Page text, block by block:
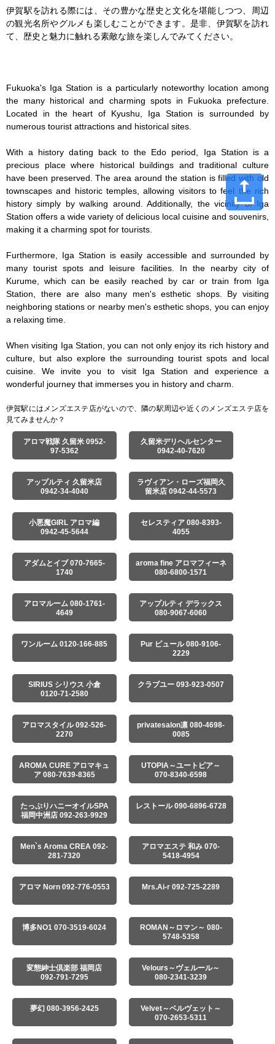
伊賀駅を訪れる際には、その豊かな歴史と文化を堪能しつつ、周辺
の観光名所やグルメも楽しむことができます。是非、伊賀駅を訪れ
て、歴史と魅力に触れる素敵な旅を楽しんでみてください。
Fukuoka's Iga Station is a particularly noteworthy location among
the many historical and charming spots in Fukuoka prefecture.
Located in the heart of Kyushu, Iga Station is surrounded by
numerous tourist attractions and historical sites.
With a history dating back to the Edo period, Iga Station is a
precious place where historical buildings and traditional culture
have been preserved. The area around the station is filled with old
townscapes and historic temples, allowing visitors to feel the rich
history simply by walking around. Additionally, the vicinity of Iga
Station offers a wide variety of delicious local cuisine and souvenirs,
making it a charming spot for tourists.
Furthermore, Iga Station is easily accessible and surrounded by
many tourist spots and leisure facilities. In the nearby city of
Kurume, which can be easily reached by car or train from Iga
Station, there are also many men's esthetic shops. By visiting
neighboring stations or nearby men's esthetic shops, you can enjoy
a relaxing time.
When visiting Iga Station, you can not only enjoy its rich history and
culture, but also explore the surrounding tourist spots and local
cuisine. We invite you to visit Iga Station and experience a
wonderful journey that immerses you in history and charm.
伊賀駅にはメンズエステ店がないので、隣の駅周辺や近くのメンズエステ店を
見てみませんか？
アロマ戦隊 久留米 0952-
97-5362
久留米デリヘルセンター
0942-40-7620
アップルティ 久留米店
0942-34-4040
ラヴィアン・ローズ福岡久
留米店 0942-44-5573
小悪魔GIRL アロマ編
0942-45-5644
セレスティア 080-8393-
4055
アダムとイブ 070-7665-
1740
aroma fine アロマフィーネ
080-6800-1571
アロマルーム 080-1761-
4649
アップルティ デラックス
080-9067-6060
ワンルーム 0120-166-885
Pur ピュール 080-9106-
2229
SIRIUS シリウス 小倉
0120-71-2580
クラブユー 093-923-0507
アロマスタイル 092-526-
2270
privatesalon凛 080-4698-
0085
AROMA CURE アロマキュ
ア 080-7639-8365
UTOPIA～ユートピア～
070-8340-6598
たっぷりハニーオイルSPA
福岡中洲店 092-263-9929
レストール 090-6896-6728
Men`s Aroma CREA 092-
281-7320
アロマエステ 和み 070-
5418-4954
アロマ Norn 092-776-0553 Mrs.Ai-r 092-725-2289
博多NO1 070-3519-6024
ROMAN～ロマン～ 080-
5748-5358
変態紳士倶楽部 福岡店
092-791-7295
Velours～ヴェルール～
080-2341-3239
夢幻 080-3956-2425
Velvet～ベルヴェット～
070-2653-5311